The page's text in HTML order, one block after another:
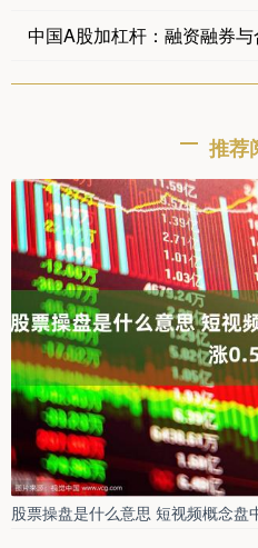
中国A股加杠杆：融资融券
推荐
股票操盘是什么意思 短视频概念盘